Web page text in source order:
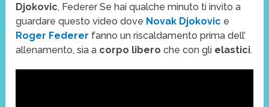
Djokovic, Federer Se hai qualche minuto ti invito a
guardare questo video dove Novak Djokovic e
Roger Federer fanno un riscaldamento prima dell’
allenamento, sia a corpo libero che con gli elastici.